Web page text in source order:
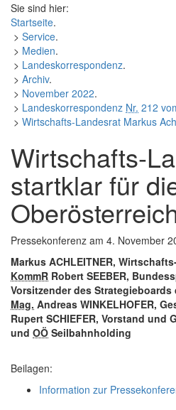
Sie sind hier:
Startseite.
> Service.
> Medien.
> Landeskorrespondenz.
> Archiv.
> November 2022.
> Landeskorrespondenz Nr. 212
> Wirtschafts-Landesrat Markus
Wirtschafts-
startklar für
Pressekonferenz am 4. November
Markus ACHLEITNER,
KommR Robert SEEBER,
Vorsitzender des
Mag. Andreas WINKELHOFER,
Rupert SCHIEFER, Vorstand
und OÖ Seilbahnholding
Beilagen:
Information zur